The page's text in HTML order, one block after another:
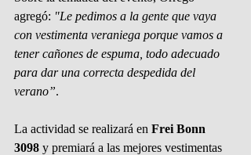
agregó: "Le pedimos a la gente que vaya
con vestimenta veraniega porque vamos a
tener cañones de espuma, todo adecuado
para dar una correcta despedida del
verano”.
La actividad se realizará en Frei Bonn
3098 y premiará a las mejores vestimentas